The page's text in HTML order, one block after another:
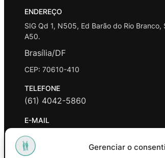
Gerenciar o
ENDEREÇO
SIG Qd 1, N505, Ed Barão do Rio Branco,
A50.
Brasília/DF
CEP: 70610-410
TELEFONE
(61) 4042-5860
E-MAIL
contato@promasters.net.br
HORÁRIO DE ATENDIMENTO